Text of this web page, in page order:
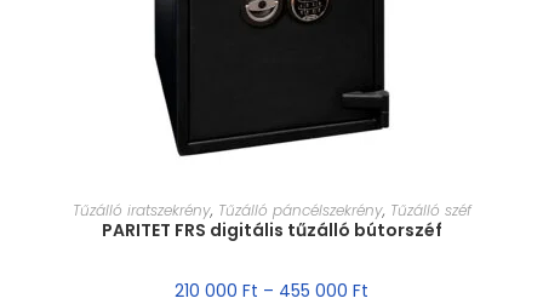
MÉRET VÁLASZTÁSA
Tűzálló iratszekrény, Tűzálló páncélszekrény, Tűzálló széf
PARITET FRS digitális tűzálló bútorszéf
210 000 Ft – 455 000 Ft